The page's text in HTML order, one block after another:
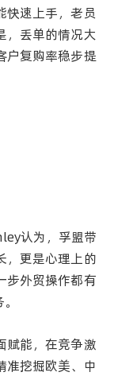
快速上手，老员
，丢单的情况大
户复购率稳步提
认为，孚盟带
，更是心理上的
外贸操作都有
赋能，在竞争激
准挖掘欧美、中